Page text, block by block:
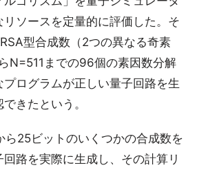
ソースを定量的に評価した。そ
型合成数（2つの異なる奇素
N=511までの96個の素因数分解
ログラムが正しい量子回路を生
きたという。
ら25ビットのいくつかの合成数を
路を実際に生成し、その計算リ